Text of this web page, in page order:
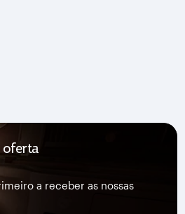
a receber as nossas